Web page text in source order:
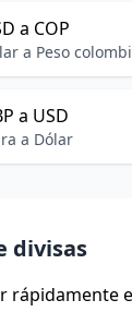
a COP
a Peso
a USD
a Dólar
divisas